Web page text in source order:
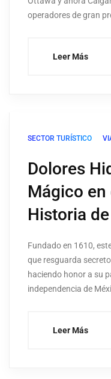
operadores de gran
Leer Más
SECTOR TURÍSTICO
Dolores
Mágico en
Historia
Fundado en 1610,
que resguarda
haciendo honor a su
independencia de
Leer Más